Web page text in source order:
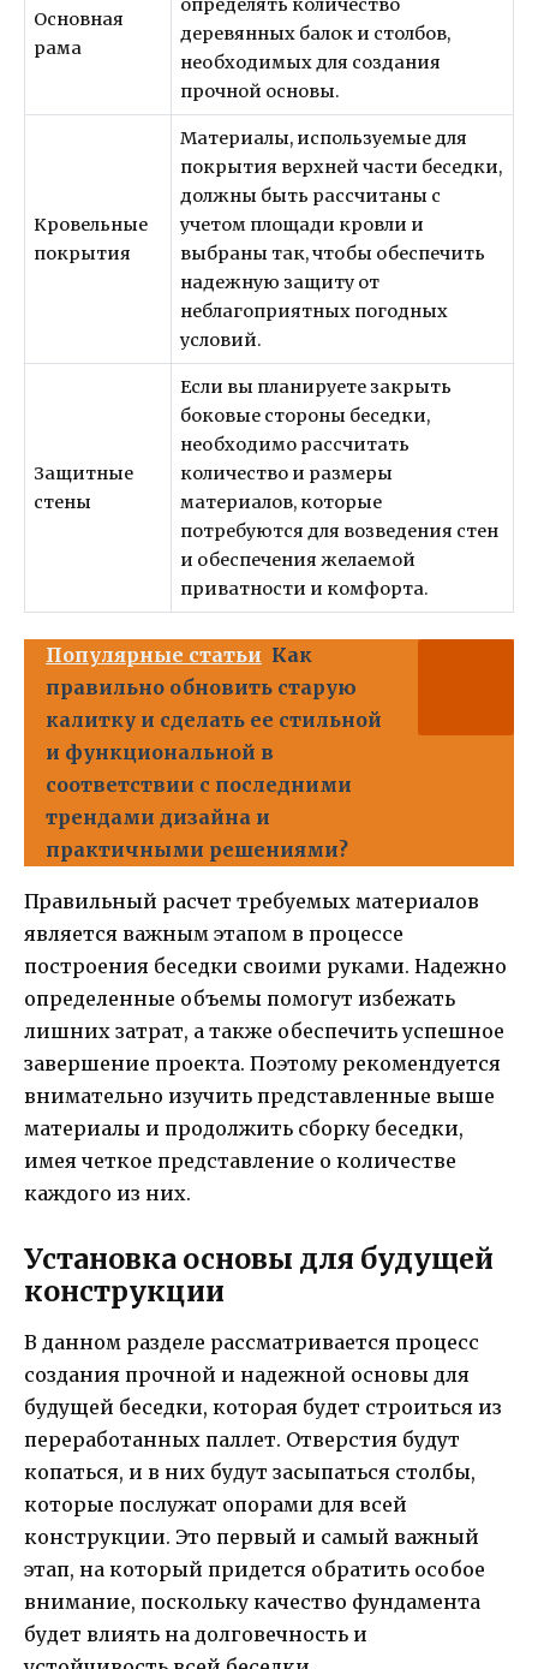
Основная
рама
определять количество
деревянных балок и столбов,
необходимых для создания
прочной основы.
Кровельные
покрытия
Материалы, используемые для
покрытия верхней части беседки,
должны быть рассчитаны с
учетом площади кровли и
выбраны так, чтобы обеспечить
надежную защиту от
неблагоприятных погодных
условий.
Защитные
стены
Если вы планируете закрыть
боковые стороны беседки,
необходимо рассчитать
количество и размеры
материалов, которые
потребуются для возведения стен
и обеспечения желаемой
приватности и комфорта.
Популярные статьи Как
правильно обновить старую
калитку и сделать ее стильной
и функциональной в
соответствии с последними
трендами дизайна и
практичными решениями?
Правильный расчет требуемых материалов
является важным этапом в процессе
построения беседки своими руками. Надежно
определенные объемы помогут избежать
лишних затрат, а также обеспечить успешное
завершение проекта. Поэтому рекомендуется
внимательно изучить представленные выше
материалы и продолжить сборку беседки,
имея четкое представление о количестве
каждого из них.
Установка основы для будущей
конструкции
В данном разделе рассматривается процесс
создания прочной и надежной основы для
будущей беседки, которая будет строиться из
переработанных паллет. Отверстия будут
копаться, и в них будут засыпаться столбы,
которые послужат опорами для всей
конструкции. Это первый и самый важный
этап, на который придется обратить особое
внимание, поскольку качество фундамента
будет влиять на долговечность и